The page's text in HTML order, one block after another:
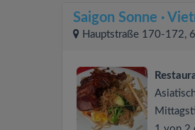
Saigon Sonne ·
Hauptstraße 170-172,